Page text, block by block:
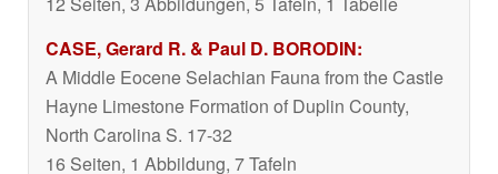
CASE, Gerard R. & Paul D. BORODIN:
A Middle Eocene Selachian Fauna from the Castle
Hayne Limestone Formation of Duplin County,
North Carolina S. 17-32
16 Seiten, 1 Abbildung, 7 Tafeln